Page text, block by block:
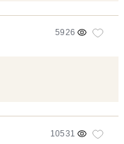
5926
10531